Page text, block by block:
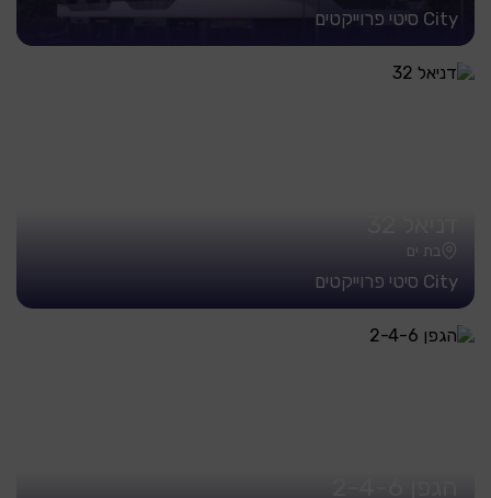
City סיטי פרוייקטים
בת ים
City סיטי פרוייקטים